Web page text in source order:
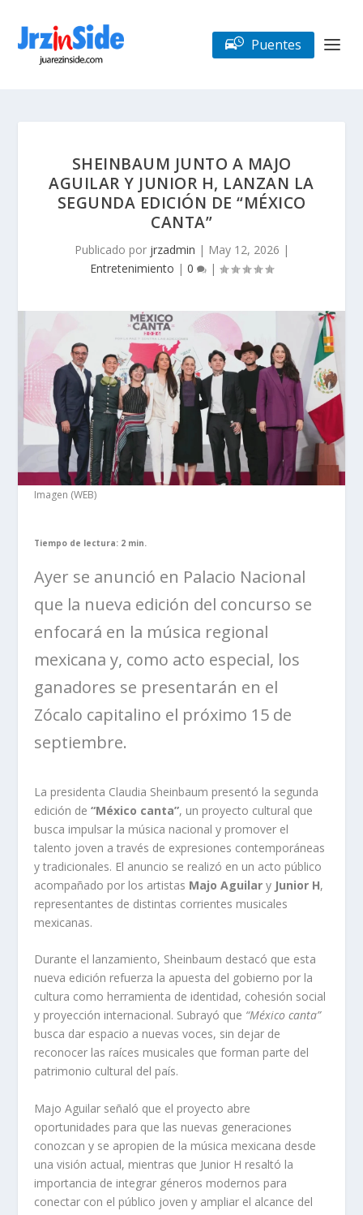
Puentes
SHEINBAUM JUNTO A MAJO
AGUILAR Y JUNIOR H, LANZAN LA
SEGUNDA EDICIÓN DE “MÉXICO
CANTA”
Publicado por jrzadmin | May 12, 2026 |
Entretenimiento | 0 |
Imagen (WEB)
Tiempo de lectura: 2 min.
Ayer se anunció en Palacio Nacional
que la nueva edición del concurso se
enfocará en la música regional
mexicana y, como acto especial, los
ganadores se presentarán en el
Zócalo capitalino el próximo 15 de
septiembre.
La presidenta Claudia Sheinbaum presentó la segunda
edición de“México canta”, un proyecto cultural que
busca impulsar la música nacional y promover el
talento joven a través de expresiones contemporáneas
y tradicionales. El anuncio se realizó en un acto público
acompañado por los artistas Majo Aguilar y Junior H,
representantes de distintas corrientes musicales
mexicanas.
Durante el lanzamiento, Sheinbaum destacó que esta
nueva edición refuerza la apuesta del gobierno por la
cultura como herramienta de identidad, cohesión social
y proyección internacional. Subrayó que “México canta”
busca dar espacio a nuevas voces, sin dejar de
reconocer las raíces musicales que forman parte del
patrimonio cultural del país.
Majo Aguilar señaló que el proyecto abre
oportunidades para que las nuevas generaciones
conozcan y se apropien de la música mexicana desde
una visión actual, mientras que Junior H resaltó la
importancia de integrar géneros modernos para
conectar con el público joven y ampliar el alcance del